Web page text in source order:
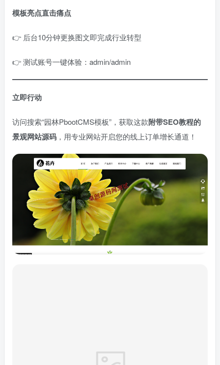
模板亮点直击痛点
👉 后台10分钟更换图文即完成行业转型
👉 测试账号一键体验：admin/admin
立即行动
访问搜索“园林PbootCMS模板”，获取这款附带SEO教程的
景观网站源码 ，用专业网站开启您的线上订单增长通道！